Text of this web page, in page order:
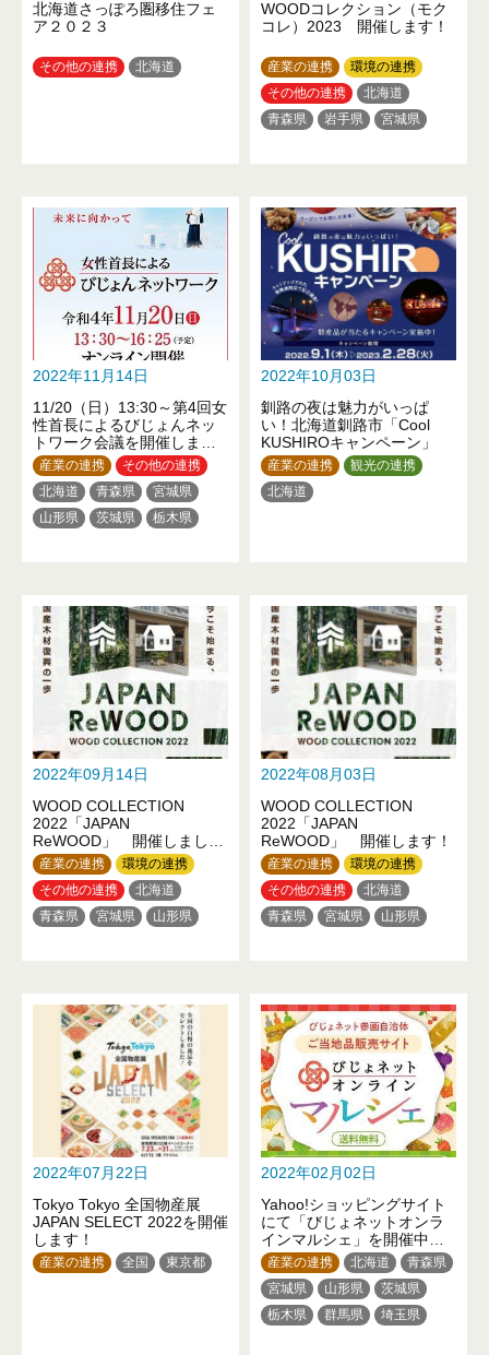
北海道さっぽろ圏移住フェ
ア２０２３
その他の連携 北海道
WOODコレクション（モク
コレ）2023 開催します！
産業の連携
環境の連携
その他の連携
北海道
青森県
岩手県
宮城県
神奈川県
富山県
石川県
山梨県
長野県
岐阜県
愛知県
三重県
滋賀県
京都府
大阪府
奈良県
和歌山県
鳥取県
岡山県
広島県
山口県
徳島県
香川県
愛媛県
福岡県
佐賀県
熊本県
大分県
鹿児島県
2022年11月14日
11/20（日）13:30～第4回女
性首長によるびじょんネッ
トワーク会議を開催しま
す！
産業の連携
その他の連携
北海道
青森県
宮城県
山形県
茨城県
栃木県
京都府
大阪府
兵庫県
和歌山県
鳥取県
岡山県
山口県
徳島県
高知県
2022年10月03日
釧路の夜は魅力がいっぱ
い！北海道釧路市「Cool
KUSHIROキャンペーン」
産業の連携
観光の連携
北海道
2022年09月14日
WOOD COLLECTION
2022「JAPAN
ReWOOD」 開催しまし
た！
産業の連携
環境の連携
その他の連携
北海道
青森県
宮城県
山形県
岐阜県
奈良県
和歌山県
鳥取県
徳島県
高知県
福岡県
2022年08月03日
WOOD COLLECTION
2022「JAPAN
ReWOOD」 開催します！
産業の連携
環境の連携
その他の連携
北海道
青森県
宮城県
山形県
岐阜県
奈良県
和歌山県
鳥取県
徳島県
高知県
福岡県
2022年07月22日
Tokyo Tokyo 全国物産展
JAPAN SELECT 2022を開催
します！
産業の連携 全国 東京都
2022年02月02日
Yahoo!ショッピングサイト
にて「びじょネットオンラ
インマルシェ」を開催中で
す！
産業の連携 北海道
青森県
宮城県
山形県
茨城県
栃木県
群馬県
埼玉県